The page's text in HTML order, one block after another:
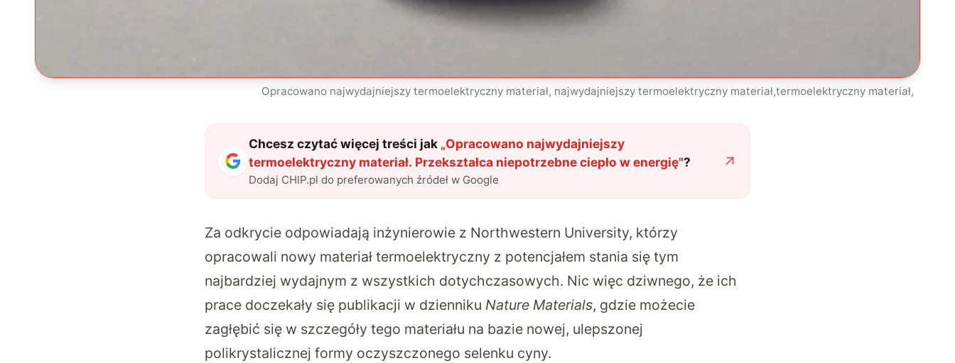
Opracowano najwydajniejszy termoelektryczny materiał, najwydajniejszy termoelektryczny materiał,termoelektryczny materiał,
Chcesz czytać więcej treści jak „Opracowano najwydajniejszy
termoelektryczny materiał. Przekształca niepotrzebne ciepło w energię"?
Dodaj CHIP.pl do preferowanych źródeł w Google
Za odkrycie odpowiadają inżynierowie z Northwestern University, którzy
opracowali nowy materiał termoelektryczny z potencjałem stania się tym
najbardziej wydajnym z wszystkich dotychczasowych. Nic więc dziwnego, że ich
prace doczekały się publikacji w dzienniku Nature Materials, gdzie możecie
zagłębić się w szczegóły tego materiału na bazie nowej, ulepszonej
polikrystalicznej formy oczyszczonego selenku cyny.